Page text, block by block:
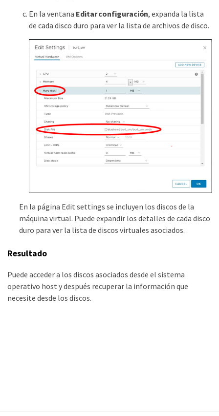
En la ventana Editar configuración, expanda la lista
de cada disco duro para ver la lista de archivos de disco.
En la página Edit settings se incluyen los discos de la
máquina virtual. Puede expandir los detalles de cada disco
duro para ver la lista de discos virtuales asociados.
Resultado
Puede acceder a los discos asociados desde el sistema
operativo host y después recuperar la información que
necesite desde los discos.